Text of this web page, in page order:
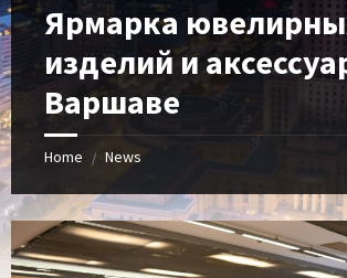
Ярмарка
изделий и
Варшаве
Home / News